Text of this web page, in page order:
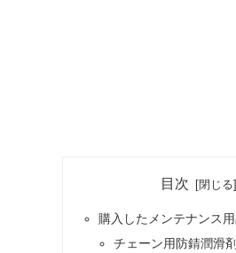
目次
購入したメンテナンス
チェーン用防錆潤滑剤